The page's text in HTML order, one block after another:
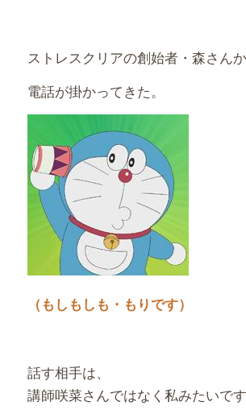
ストレスクリアの創始者・森さん
電話が掛かってきた。
（もしもしも・もりです）
話す相手は、
講師咲菜さんではなく私みたいです